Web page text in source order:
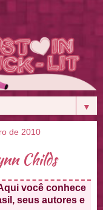
▼
de 2010
Childs
você conhece
seus autores e